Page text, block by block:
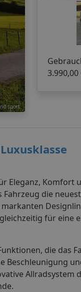
sport
3.990,00
Eleganz,
Fahrzeug die
für
die das
Allradsystem